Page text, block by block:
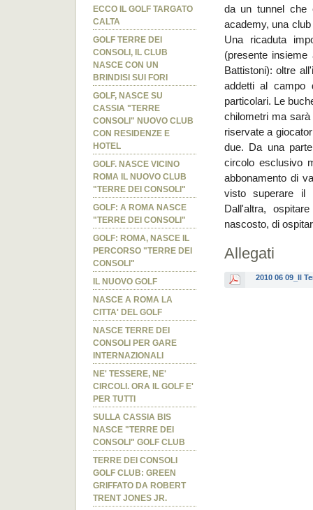
ECCO IL GOLF TARGATO
CALTA
GOLF TERRE DEI
CONSOLI, IL CLUB
NASCE CON UN
BRINDISI SUI FORI
GOLF, NASCE SU
CASSIA "TERRE
CONSOLI" NUOVO CLUB
CON RESIDENZE E
HOTEL
GOLF. NASCE VICINO
ROMA IL NUOVO CLUB
"TERRE DEI CONSOLI"
GOLF: A ROMA NASCE
"TERRE DEI CONSOLI"
GOLF: ROMA, NASCE IL
PERCORSO "TERRE DEI
CONSOLI"
IL NUOVO GOLF
NASCE A ROMA LA
CITTA' DEL GOLF
NASCE TERRE DEI
CONSOLI PER GARE
INTERNAZIONALI
NE' TESSERE, NE'
CIRCOLI. ORA IL GOLF E'
PER TUTTI
SULLA CASSIA BIS
NASCE "TERRE DEI
CONSOLI" GOLF CLUB
TERRE DEI CONSOLI
GOLF CLUB: GREEN
GRIFFATO DA ROBERT
TRENT JONES JR.
da un tunnel che
academy, una
Una ricaduta
(presente
Battistoni): oltre
addetti al campo
particolari. Le
chilometri ma
riservate a
due. Da una
circolo esclusivo
abbonamento di
visto superare il
Dall'altra,
nascosto, di
Allegati
2010 06 09_Il